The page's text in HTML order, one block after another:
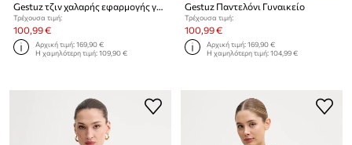
Gestuz τζιν χαλαρής εφαρμογής γυναικεία
Τρέχουσα τιμή:
100,99 €
Αρχική τιμή:169,90 €
Η χαμηλότερη τιμή:109,90 €
Gestuz Παντελόνι Γυναικείο
Τρέχουσα τιμή:
100,99 €
Αρχική τιμή:169,90 €
Η χαμηλότερη τιμή:104,99 €